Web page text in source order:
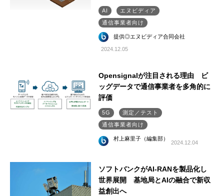
AI
エヌビディア
通信事業者向け
提供◎エヌビディア合同会社
2024.12.05
Opensignalが注目される理由 ビ
ッグデータで通信事業者を多角的に
評価
5G
測定／テスト
通信事業者向け
村上麻里子（編集部）
2024.12.04
ソフトバンクがAI-RANを製品化し
世界展開 基地局とAIの融合で新収
益創出へ